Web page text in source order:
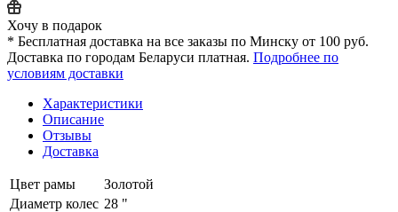
Хочу в подарок
* Бесплатная доставка на все заказы по Минску от 100 руб.
Доставка по городам Беларуси платная. Подробнее по
условиям доставки
Характеристики
Описание
Отзывы
Доставка
Цвет рамы
Золотой
Диаметр колес 28 "